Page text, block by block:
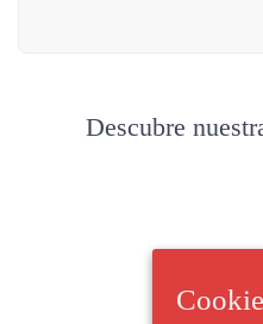
Descubre